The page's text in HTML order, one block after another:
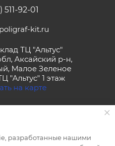
511-92-01
kit.ru
ТЦ "Альтус"
Аксайский р-н,
Малое Зеленое
"Альтус" 1 этаж
на карте
разработанные нашими